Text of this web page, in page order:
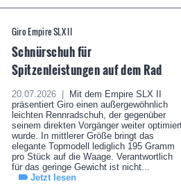
Giro Empire SLX II
Schnürschuh für
Spitzenleistungen auf dem Rad
20.07.2026 |
Mit dem Empire SLX II
präsentiert Giro einen außergewöhnlich
leichten Rennradschuh, der gegenüber
seinem direkten Vorgänger weiter
wurde. In mittlerer Größe bringt das
elegante Topmodell lediglich 195 Gramm
pro Stück auf die Waage. Verantwortlich
für das geringe Gewicht ist nicht...
Jetzt lesen